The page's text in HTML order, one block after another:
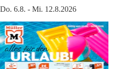
Do. 6.8. - Mi. 12.8.2026